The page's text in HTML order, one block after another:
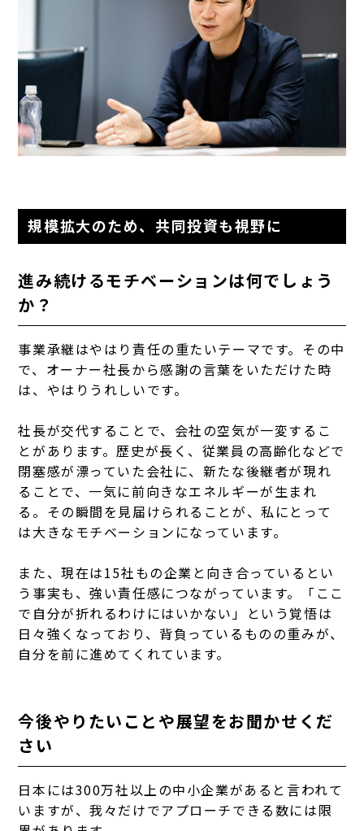
規模拡大のため、 共同投資も視野に
進み続けるモチベーションは何でしょう
か？
事業承継はやはり責任の重たいテーマです。その中
で、オーナー社長から感謝の言葉をいただけた時
は、やはりうれしいです。
社長が交代することで、会社の空気が一変するこ
とがあります。歴史が長く、従業員の高齢化などで
閉塞感が漂っていた会社に、新たな後継者が現れ
ることで、一気に前向きなエネルギーが生まれ
る。 その瞬間を見届けられることが、私にとって
は大きなモチベーションになっています。
また、現在は15社もの企業と向き合っているとい
う事実も、強い責任感につながっています。「ここ
で自分が折れるわけにはいかない」という覚悟は
日々強くなっており、背負っているものの重みが、
自分を前に進めてくれています。
今後やりたいことや展望をお聞かせくだ
さい
日本には300万社以上の中小企業があると言われて
いますが、我々だけでアプローチできる数には限